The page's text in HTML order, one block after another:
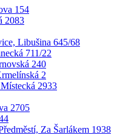
154
2083
Libušina 645/68
711/22
240
2
2933
2705
Za Šarlákem 1938